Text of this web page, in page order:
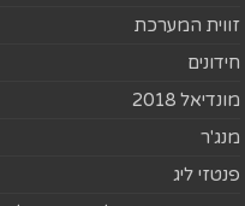
זווית המערכת
חידונים
מונדיאל 2018
מנג'ר
פנטזי ליג